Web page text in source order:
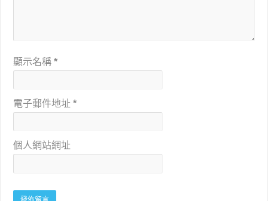
顯示名稱*
電子郵件地址*
個人網站網址